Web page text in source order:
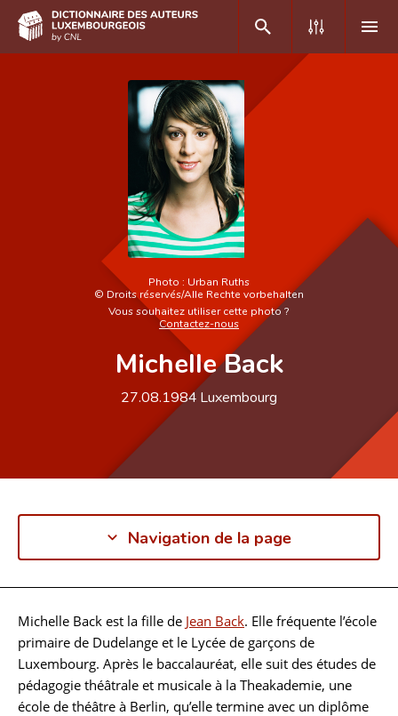
Recherche avancée
Foire aux questionsPhoto : Urban Ruths
© Droits réservés/Alle Rechte vorbehalten
Vous souhaitez utiliser cette photo ?
Contactez-nous
Michelle Back
27.08.1984 Luxembourg
Navigation de la page
Biographie
Michelle Back est la fille de Jean Back. Elle fréquente l’école
primaire de Dudelange et le Lycée de garçons de
Luxembourg. Après le baccalauréat, elle suit des études de
pédagogie théâtrale et musicale à la Theakademie, une
école de théâtre à Berlin, qu’elle termine avec un diplôme